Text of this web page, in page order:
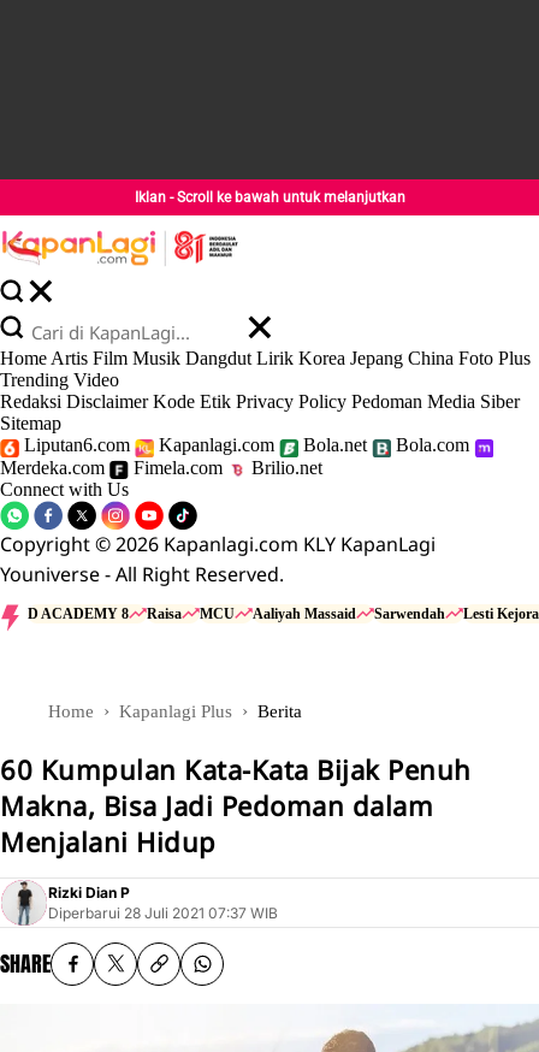
Iklan - Scroll ke bawah untuk melanjutkan
Home Artis Film Musik Dangdut Lirik Korea Jepang China Foto Plus
Trending Video
Redaksi Disclaimer Kode Etik Privacy Policy Pedoman Media Siber
Sitemap
Liputan6.com
Kapanlagi.com Bola.net
Bola.com
Merdeka.com
Fimela.com
Brilio.net
Connect with Us
Copyright © 2026 Kapanlagi.com KLY KapanLagi
Youniverse - All Right Reserved.
D ACADEMY 8 Raisa MCU Aaliyah Massaid Sarwendah Lesti Kejora
Home Kapanlagi Plus Berita
60 Kumpulan Kata-Kata Bijak Penuh
Makna, Bisa Jadi Pedoman dalam
Menjalani Hidup
Rizki Dian P
Diperbarui 28 Juli 2021 07:37 WIB
SHARE